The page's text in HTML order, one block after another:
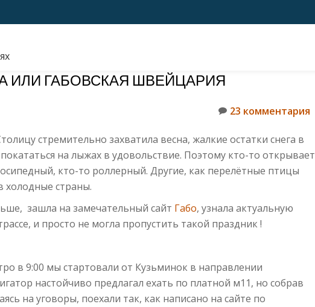
ИЛИ ГАБОВСКАЯ ШВЕЙЦАРИЯ
23 комментария
стремительно захватила весна, жалкие остатки снега в
на лыжах в удовольствие. Поэтому кто-то открывает
кто-то роллерный. Другие, как перелётные птицы
холодные страны.
зашла на замечательный сайт Габо, узнала актуальную
и просто не могла пропустить такой праздник !
в 9:00 мы стартовали от Кузьминок в направлении
настойчиво предлагал ехать по платной м11, но собрав
на уговоры, поехали так, как написано на сайте по